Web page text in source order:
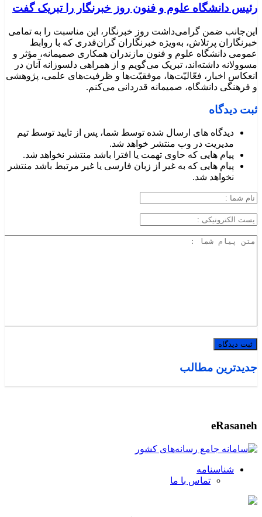
رئیس دانشگاه علوم و فنون روز خبرنگار را تبریک گفت
این‌جانب ضمن گرامی‌داشت روز خبرنگار، این مناسبت را به تمامی
خبرنگاران پرتلاش، به‌ویژه خبرنگاران گران‌قدری که با روابط
عمومی دانشگاه علوم و فنون مازندران همکاری صمیمانه، مؤثر و
مسوولانه داشته‌اند، تبریک می‌گویم و از همراهی دلسوزانه آنان در
انعکاس اخبار، فعّالیّت‌ها، موفقیّت‌ها و ظرفیت‌های علمی، پژوهشی
و فرهنگی دانشگاه، صمیمانه قدردانی می‌کنم.
ثبت دیدگاه
دیدگاه های ارسال شده توسط شما، پس از تایید توسط تیم
مدیریت در وب منتشر خواهد شد.
پیام هایی که حاوی تهمت یا افترا باشد منتشر نخواهد شد.
پیام هایی که به غیر از زبان فارسی یا غیر مرتبط باشد منتشر
نخواهد شد.
جدیدترین مطالب
eRasaneh
شناسنامه
تماس با ما